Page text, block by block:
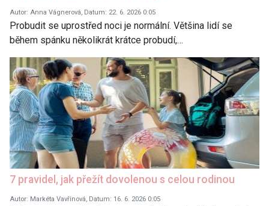
Autor: Anna Vágnerová, Datum: 22. 6. 2026 0:05
Probudit se uprostřed noci je normální. Většina lidí se
během spánku několikrát krátce probudí,…
7 pravidel, jak přežít dovolenou s celou rodinou
Autor: Markéta Vavřinová, Datum: 16. 6. 2026 0:05